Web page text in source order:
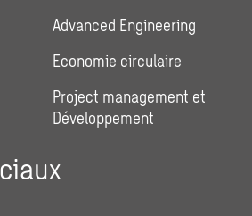
Advanced Engineering
Economie circulaire
Project management et
Développement